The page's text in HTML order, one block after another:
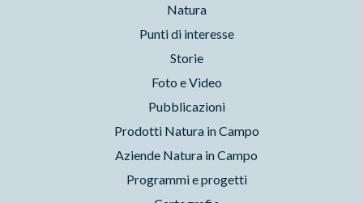
Natura
Punti di interesse
Storie
Foto e Video
Pubblicazioni
Prodotti Natura in Campo
Aziende Natura in Campo
Programmi e progetti